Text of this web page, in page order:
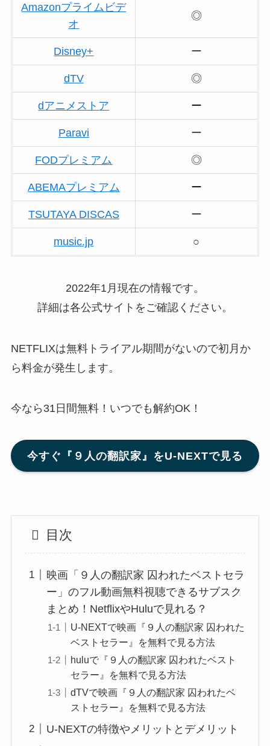
Amazonプライムビデ
オ
◎
Disney+ ー
dTV ◎
dアニメストア ー
Paravi ー
FODプレミアム ◎
ABEMAプレミアム ー
TSUTAYA DISCAS ー
music.jp ○
2022年1月現在の情報です。
詳細は各公式サイトをご確認ください。
NETFLIXは無料トライアル期間がないので初月か
ら料金が発生します。
今なら31日間無料！いつでも解約OK！
今すぐ『９人の翻訳家』をU-NEXTで見る
目次
映画「９人の翻訳家 囚われたベストセラ
ー」のフル動画無料視聴できるサブスク
まとめ！NetflixやHuluで見れる？
U-NEXTで映画『９人の翻訳家 囚われた
ベストセラー』を無料で見る方法
huluで『９人の翻訳家 囚われたベスト
セラー』を無料で見る方法
dTVで映画『９人の翻訳家 囚われたベ
ストセラー』を無料で見る方法
U-NEXTの特徴やメリットとデメリット